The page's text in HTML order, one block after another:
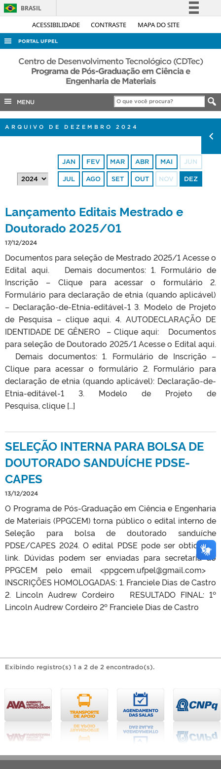
ACESSIBILIDADE CONTRASTE MAPA DO SITE
BRASIL
Simplifique!
Acesso à informação
Legislação
Canais
PORTAL UFPEL
ACESSO À INFORMAÇÃO
AUDITORIA
EDITAIS
PORTARIAS
Centro de Desenvolvimento Tecnológico (CDTec)
Programa de Pós-Graduação em Ciência e
Engenharia de Materiais
MENU
ARQUIVO DE DEZEMBRO 2024
JAN FEV MAR ABR MAI JUN
JUL AGO SET OUT NOV DEZ
Lançamento Editais Mestrado e
Doutorado 2025/01
17/12/2024
Documentos para seleção de Mestrado 2025/1 Acesse o
Edital aqui. Demais documentos: 1. Formulário de
Inscrição – Clique para acessar o formulário 2.
Formulário para declaração de etnia (quando aplicável)
– Declaração-de-Etnia-editável-1 3. Modelo de Projeto
de Pesquisa – clique aqui. 4. AUTODECLARAÇÃO DE
IDENTIDADE DE GÊNERO – Clique aqui: Documentos
para seleção de Doutorado 2025/1 Acesse o Edital aqui.
Demais documentos: 1. Formulário de Inscrição –
Clique para acessar o formulário 2. Formulário para
declaração de etnia (quando aplicável): Declaração-de-
Etnia-editável-1 3. Modelo de Projeto de
Pesquisa, clique […]
SELEÇÃO INTERNA PARA BOLSA DE
DOUTORADO SANDUÍCHE PDSE-
CAPES
13/12/2024
O Programa de Pós-Graduação em Ciência e Engenharia
de Materiais (PPGCEM) torna público o edital interno de
Seleção para bolsa de doutorado sanduíche
PDSE/CAPES 2024. O edital PDSE pode ser obtido no
link. Dúvidas podem ser enviadas para secretaria do
PPGCEM pelo email <ppgcem.ufpel@gmail.com>
INSCRIÇÕES HOMOLOGADAS: 1. Franciele Dias de Castro
2. Lincoln Audrew Cordeiro RESULTADO FINAL: 1º
Lincoln Audrew Cordeiro 2º Franciele Dias de Castro
Exibindo registro(s) 1 a 2 de 2 encontrado(s).